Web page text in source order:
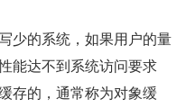
少的系统，如果用户的量
能达不到系统访问要求
存的，通常称为对象缓